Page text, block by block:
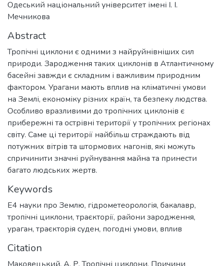
Одеський національний університет імені І. І.
Мечникова
Abstract
Тропічні циклони є одними з найруйнівніших сил
природи. Зародження таких циклонів в Атлантичному
басейні завжди є складним і важливим природним
фактором. Урагани мають вплив на кліматичні умови
на Землі, економіку різних країн, та безпеку людства.
Особливо вразливими до тропічних циклонів є
прибережні та острівні території у тропічних регіонах
світу. Саме ці території найбільш страждають від
потужних вітрів та штормових нагонів, які можуть
спричинити значні руйнування майна та принести
багато людських жертв.
Keywords
Е4 науки про Землю, гідрометеорологія, бакалавр,
тропічні циклони, траєкторії, райони зародження,
ураган, траєкторія суден, погодні умови, вплив
Citation